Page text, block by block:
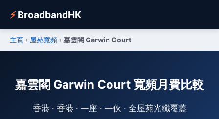
⚡BroadbandHK
主頁 › 屋苑寬頻 › 嘉雲閣 Garwin Court
嘉雲閣 Garwin Court 寬頻月費比較
香港 · 香港 · —座 · —伙 · 全屋苑光纖覆蓋